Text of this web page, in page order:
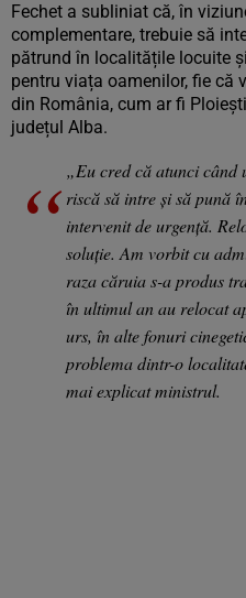
Fechet a subliniat că, în
complementare, trebuie să
pătrund în localitățile locuite
pentru viața oamenilor, fie că
din România, cum ar fi
județul Alba.
„Eu cred că atunci când
riscă să intre şi să pună
intervenit de urgenţă.
soluţie. Am vorbit cu
raza căruia s-a produs
în ultimul an au relocat
urs, în alte fonuri
problema dintr-o
mai explicat ministrul.